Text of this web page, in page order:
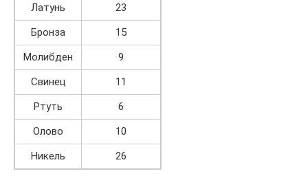
Латунь
23
Бронза
15
Молибден
9
Свинец
11
Ртуть
6
Олово
10
Никель
26